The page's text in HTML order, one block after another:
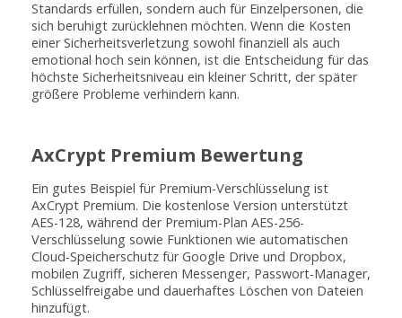
Standards erfüllen, sondern auch für Einzelpersonen, die
sich beruhigt zurücklehnen möchten. Wenn die Kosten
einer Sicherheitsverletzung sowohl finanziell als auch
emotional hoch sein können, ist die Entscheidung für das
höchste Sicherheitsniveau ein kleiner Schritt, der später
größere Probleme verhindern kann.
AxCrypt Premium Bewertung
Ein gutes Beispiel für Premium-Verschlüsselung ist
AxCrypt Premium. Die kostenlose Version unterstützt
AES-128, während der Premium-Plan AES-256-
Verschlüsselung sowie Funktionen wie automatischen
Cloud-Speicherschutz für Google Drive und Dropbox,
mobilen Zugriff, sicheren Messenger, Passwort-Manager,
Schlüsselfreigabe und dauerhaftes Löschen von Dateien
hinzufügt.